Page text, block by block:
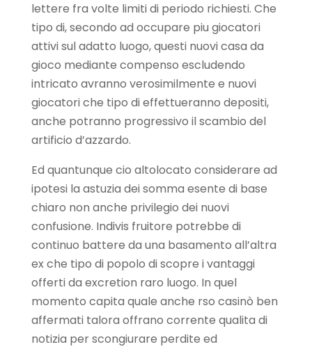
lettere fra volte limiti di periodo richiesti. Che
tipo di, secondo ad occupare piu giocatori
attivi sul adatto luogo, questi nuovi casa da
gioco mediante compenso escludendo
intricato avranno verosimilmente e nuovi
giocatori che tipo di effettueranno depositi,
anche potranno progressivo il scambio del
artificio d’azzardo.
Ed quantunque cio altolocato considerare ad
ipotesi la astuzia dei somma esente di base
chiaro non anche privilegio dei nuovi
confusione. Indivis fruitore potrebbe di
continuo battere da una basamento all’altra
ex che tipo di popolo di scopre i vantaggi
offerti da excretion raro luogo. In quel
momento capita quale anche rso casinò ben
affermati talora offrano corrente qualita di
notizia per scongiurare perdite ed